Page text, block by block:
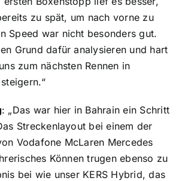
zu spät, um nach vorne zu
Speed war nicht besonders gut.
Grund dafür analysieren und hart
zum nächsten Rennen in
: „Das war hier in Bahrain ein Schritt
Streckenlayout bei einem der
Vodafone McLaren Mercedes
Können trugen ebenso zu
bei wie unser KERS Hybrid, das